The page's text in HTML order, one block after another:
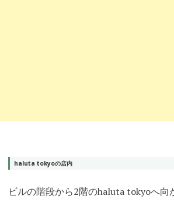
haluta tokyoの店内
ビルの階段から2階のhaluta tokyoへ向